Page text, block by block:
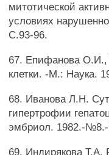
митотической
условиях
С.93-96.
67. Епифанова О.И.,
клетки. -М.: Наука.
68. Иванова Л.Н.
гипертрофии
эмбриол. 1982.-
69. Индирякова Т.А.